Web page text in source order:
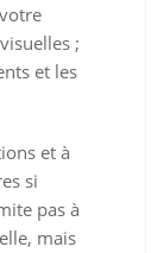
;
et les
et à
si
pas à
mais